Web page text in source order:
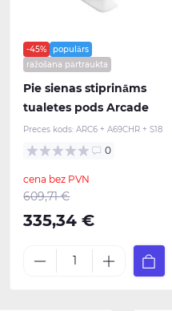
-45%
populārs
ražošana pārtraukta
Pie sienas stiprināms
tualetes pods Arcade
Preces kods:ARC6 + A69CHR + S18
0
cena bez PVN
609,71 €
335,34 €